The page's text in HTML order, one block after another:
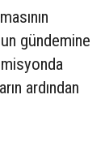
gündemine
ardından